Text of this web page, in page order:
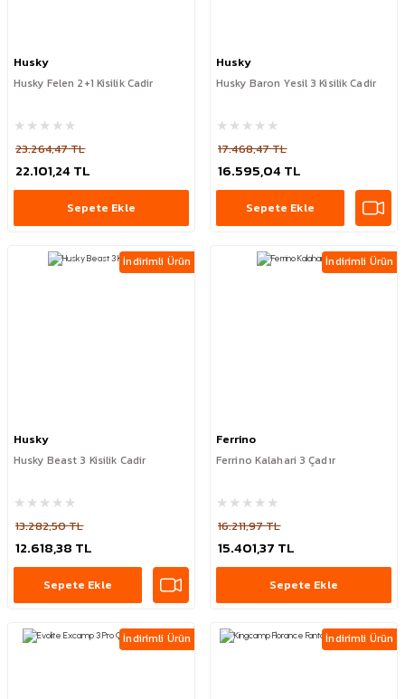
Husky
Husky Felen 2+1 Kisilik Cadir
23.264,47 TL
22.101,24 TL
Sepete Ekle
Husky
Husky Baron Yesil 3 Kisilik Cadir
17.468,47 TL
16.595,04 TL
Sepete Ekle
İndirimli Ürün
Husky
Husky Beast 3 Kisilik Cadir
13.282,50 TL
12.618,38 TL
Sepete Ekle
İndirimli Ürün
Ferrino
Ferrino Kalahari 3 Çadır
16.211,97 TL
15.401,37 TL
Sepete Ekle
İndirimli Ürün İndirimli Ürün